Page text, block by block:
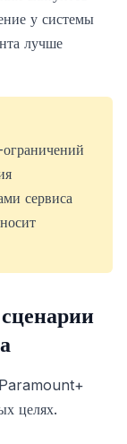
у системы
лучше
сервиса
Paramount+
целях.